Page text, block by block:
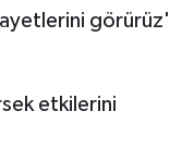
görürüz'
etkilerini